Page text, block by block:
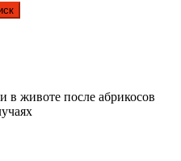
в животе после абрикосов